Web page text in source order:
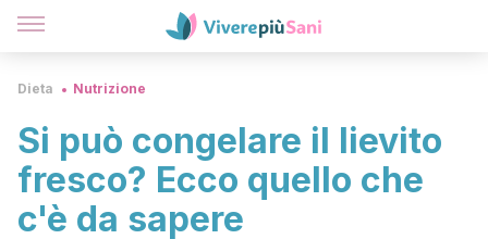
Dieta Nutrizione
Si può congelare il lievito
fresco? Ecco quello che
c'è da sapere